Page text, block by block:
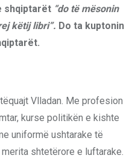
shqiptarët “do të mësonin
këtij libri”. Do ta kuptonin
Vlladan. Me profesion
kurse politikën e kishte
uniformë ushtarake të
shtetërore e luftarake.